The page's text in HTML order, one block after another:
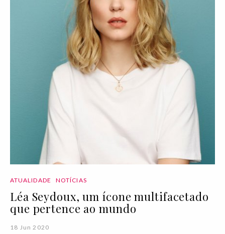
ATUALIDADE NOTÍCIAS
Léa Seydoux, um ícone multifacetado
que pertence ao mundo
18 Jun 2020